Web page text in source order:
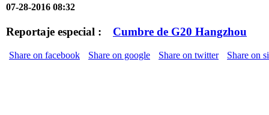
07-28-2016 08:32
Reportaje especial : Cumbre de G20 Hangzhou
Share on facebook Share on google Share on twitter Share on